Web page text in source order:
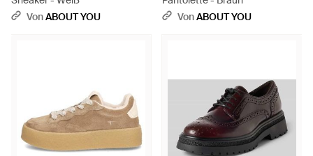
VonABOUT YOU
VonABOUT YOU